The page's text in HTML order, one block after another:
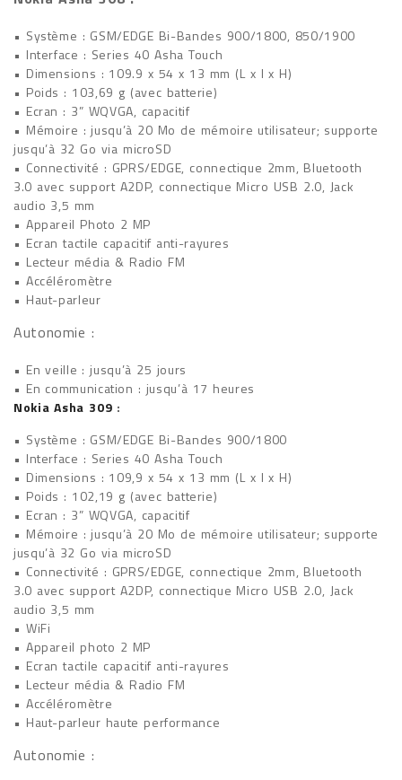
• Système : GSM/EDGE Bi-Bandes 900/1800, 850/1900
• Interface : Series 40 Asha Touch
• Dimensions : 109.9 x 54 x 13 mm (L x l x H)
• Poids : 103,69 g (avec batterie)
• Ecran : 3” WQVGA, capacitif
• Mémoire : jusqu’à 20 Mo de mémoire utilisateur; supporte
jusqu’à 32 Go via microSD
• Connectivité : GPRS/EDGE, connectique 2mm, Bluetooth
3.0 avec support A2DP, connectique Micro USB 2.0, Jack
audio 3,5 mm
• Appareil Photo 2 MP
• Ecran tactile capacitif anti-rayures
• Lecteur média & Radio FM
• Accéléromètre
• Haut-parleur
Autonomie :
• En veille : jusqu’à 25 jours
• En communication : jusqu’à 17 heures
Nokia Asha 309 :
• Système : GSM/EDGE Bi-Bandes 900/1800
• Interface : Series 40 Asha Touch
• Dimensions : 109,9 x 54 x 13 mm (L x l x H)
• Poids : 102,19 g (avec batterie)
• Ecran : 3” WQVGA, capacitif
• Mémoire : jusqu’à 20 Mo de mémoire utilisateur; supporte
jusqu’à 32 Go via microSD
• Connectivité : GPRS/EDGE, connectique 2mm, Bluetooth
3.0 avec support A2DP, connectique Micro USB 2.0, Jack
audio 3,5 mm
• WiFi
• Appareil photo 2 MP
• Ecran tactile capacitif anti-rayures
• Lecteur média & Radio FM
• Accéléromètre
• Haut-parleur haute performance
Autonomie :